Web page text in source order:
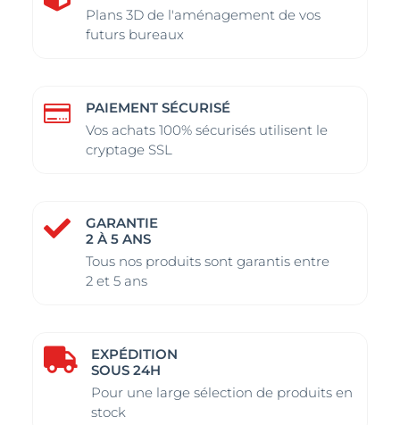
Plans 3D de l'aménagement de vos
futurs bureaux

PAIEMENT SÉCURISÉ
Vos achats 100% sécurisés utilisent le
cryptage SSL

GARANTIE
2 À 5 ANS
Tous nos produits sont garantis entre
2 et 5 ans

EXPÉDITION
SOUS 24H
Pour une large sélection de produits en
stock